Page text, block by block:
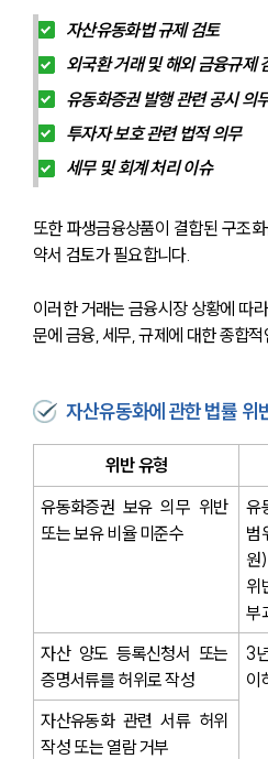
자산유동화법 규제 검토
외국환 거래 및 해외 금융규제
유동화증권 발행 관련 공시 의
투자자 보호 관련 법적 의무
세무 및 회계 처리 이슈
또한 파생금융상품이 결합된 구조
약서 검토가 필요합니다.
이러한 거래는 금융시장 상황에 따
문에 금융, 세무, 규제에 대한 종합
자산유동화에 관한 법률 위
위반 유형
유동화증권 보유 의무 위반
또는 보유 비율 미준수
유
범
원)
위
부
자산 양도 등록신청서 또는
증명서류를 허위로 작성
3
이
자산유동화 관련 서류 허위
작성 또는 열람 거부